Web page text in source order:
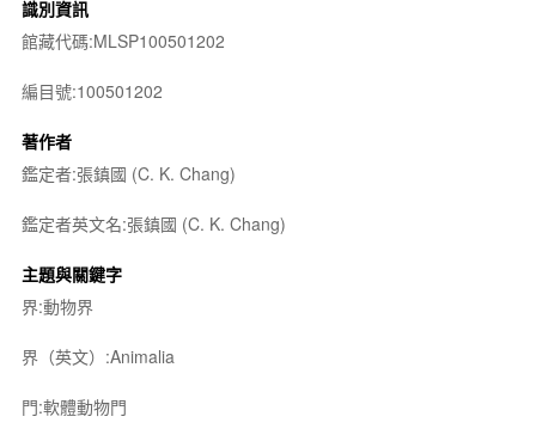
識別資訊
館藏代碼:MLSP100501202
編目號:100501202
著作者
鑑定者:張鎮國 (C. K. Chang)
鑑定者英文名:張鎮國 (C. K. Chang)
主題與關鍵字
界:動物界
界（英文）:Animalia
門:軟體動物門